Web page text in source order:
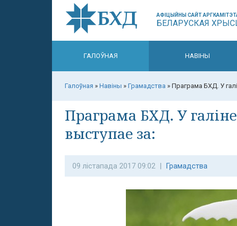
АФІЦЫЙНЫ САЙТ
БЕЛАРУСКАЯ
ГАЛОЎНАЯ НАВІНЫ
Галоўная » Навіны » Грамадства » Праграма БХД. У
Праграма БХД. У
выступае за:
09 лістапада 2017 09:02 | Грамадства